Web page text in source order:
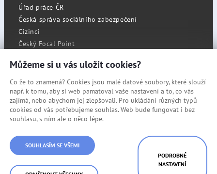
Úřad práce ČR
Česká správa sociálního zabezpečení
Cizinci
Český Focal Point
RSS
Cookies
Prohlášení o přístupnosti
Mapa stránek
© Státní úřad inspekce práce
Můžeme si u vás uložit cookies?
Co že to znamená? Cookies jsou malé datové soubory, které slouží
např. k tomu, aby si web pamatoval vaše nastavení a to, co vás
zajímá, nebo abychom jej zlepšovali. Pro ukládání různých typů
cookies od vás potřebujeme souhlas. Web bude fungovat i bez
souhlasu, s ním ale o něco lépe.
SOUHLASÍM SE VŠEMI
PODROBNÉ
NASTAVENÍ